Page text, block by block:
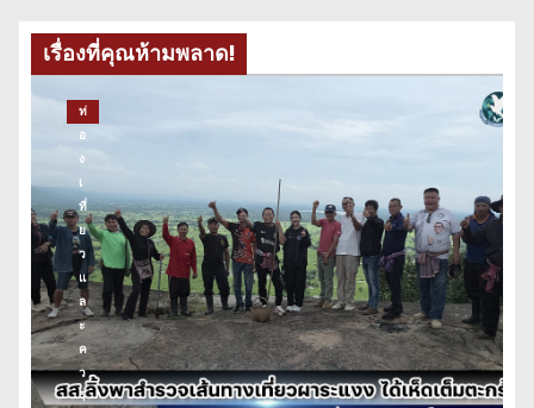
เรื่องที่คุณห้ามพลาด!
ท่
อ
ง
เ
ที่
ย
ว
แ
ล
ะ
ค
ว
า